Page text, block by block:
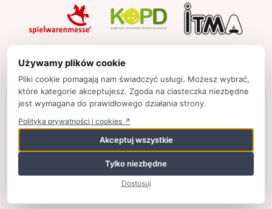
Strona główna
Polityka prywatności
Kontakt
Strony partnerskie
© 2025zpkinfo.pl,
ul. Ku Wiśle 7, 00-707 Warszawa, Polska,
+48 (22) 50 65 852,
wspolpraca@zpkinfo.pl
Używamy plików cookie
Pliki cookie pomagają nam świadczyć usługi. Możesz wybrać,
które kategorie akceptujesz. Zgoda na ciasteczka niezbędne
jest wymagana do prawidłowego działania strony.
Polityka prywatności i cookies ↗
Akceptuj wszystkie
Tylko niezbędne
Dostosuj